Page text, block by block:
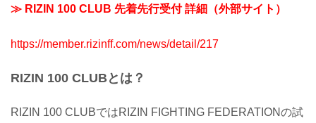
≫ RIZIN 100 CLUB 先着先行受付 詳細（外部サイト）
https://member.rizinff.com/news/detail/217
RIZIN 100 CLUBとは？
RIZIN 100 CLUBではRIZIN FIGHTING FEDERATIONの試